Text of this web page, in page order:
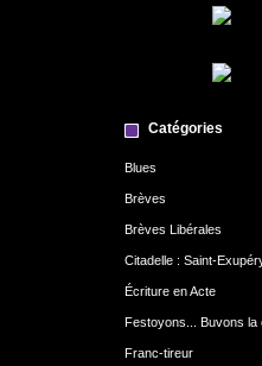
Catégories
Blues
Brèves
Brèves Libérales
Citadelle : Saint-
Écriture en Acte
Festoyons... Buvons la
Franc-tireur